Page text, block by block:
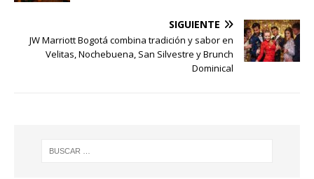
SIGUIENTE
JW Marriott Bogotá combina tradición y sabor en
Velitas, Nochebuena, San Silvestre y Brunch
Dominical